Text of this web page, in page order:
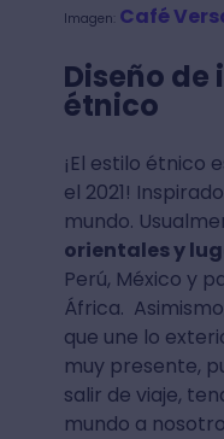
Imagen: Café
Diseño
étnico
¡El estilo étnico
el 2021!
mundo.
orientales y
Perú, México y
África.
que une lo
muy presente,
salir de viaje,
mundo a